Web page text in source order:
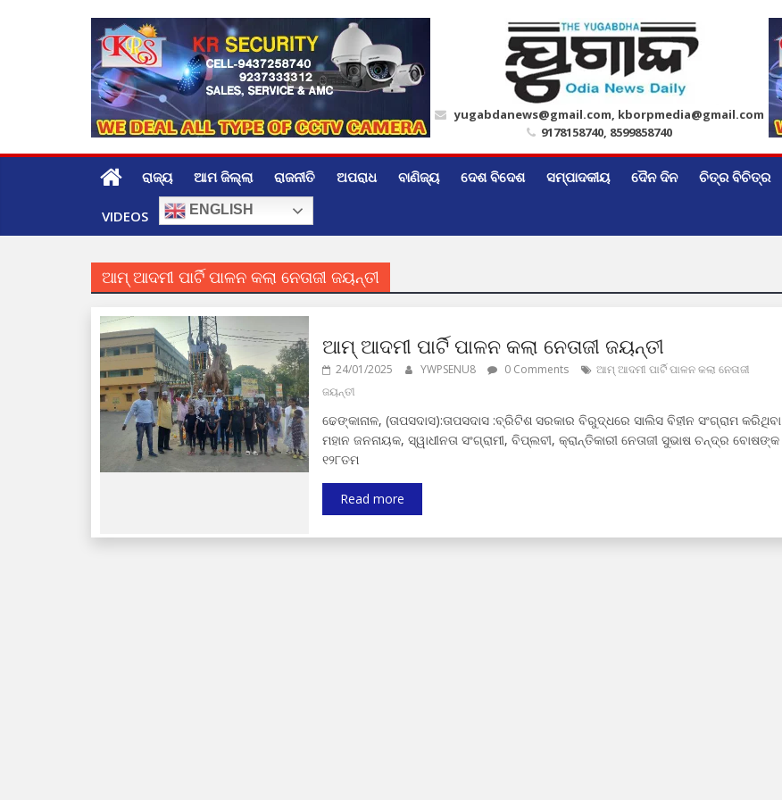
yugabdanews@gmail.com, kborpmedia@gmail.com
9178158740, 8599858740
ରାଜ୍ୟ ଆମ ଜିଲ୍ଲା ରାଜନୀତି ଅପରାଧ ବାଣିଜ୍ୟ ଦେଶ ବିଦେଶ ସମ୍ପାଦକୀୟ ଦୈନ ଦିନ ଚିତ୍ର ବିଚିତ୍ର
VIDEOS ENGLISH
ଆମ୍ ଆଦମୀ ପାର୍ଟି ପାଳନ କଲା ନେତାଜୀ ଜୟନ୍ତୀ
ଆମ୍ ଆଦମୀ ପାର୍ଟି ପାଳନ କଲା ନେତାଜୀ ଜୟନ୍ତୀ
24/01/2025 YWPSENU8 0 Comments
ଆମ୍ ଆଦମୀ ପାର୍ଟି ପାଳନ କଲା ନେତାଜୀ
ଜୟନ୍ତୀ
ଢେଙ୍କାନାଳ, (ତାପସଦାସ):ତାପସଦାସ :ବ୍ରିଟିଶ ସରକାର ବିରୁଦ୍ଧରେ ସାଲିସ ବିହୀନ ସଂଗ୍ରାମ କରିଥିବା
ମହାନ ଜନନାୟକ, ସ୍ୱାଧୀନତା ସଂଗ୍ରାମୀ, ବିପ୍ଲବୀ, କ୍ରାନ୍ତିକାରୀ ନେତାଜୀ ସୁଭାଷ ଚନ୍ଦ୍ର ବୋଷଙ୍କ
୧୨୮ତମ
Read more